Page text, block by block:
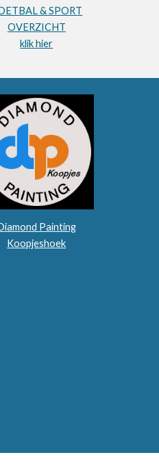
& SPORT
OVERZICHT
klik hier
Painting
Koopjeshoek